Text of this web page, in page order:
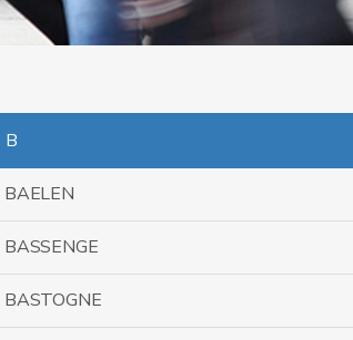
B
BAELEN
BASSENGE
BASTOGNE